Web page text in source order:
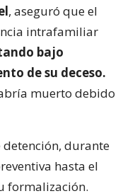
, aseguró que el
intrafamiliar
bajo
de su deceso.
muerto debido
durante
hasta el
formalización.